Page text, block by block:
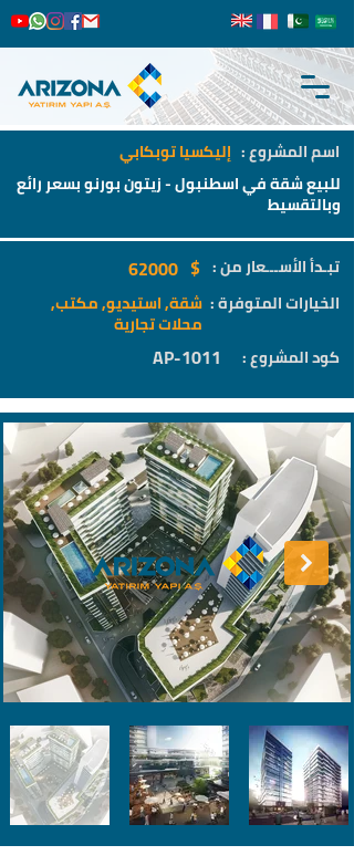
اسم المشروع :
للبيع شقة في اسطنبول - زيتون بورنو بسعر رائع
وبالتقسيط
إليكسيا توبكابي
تبـدأ الأســـعار من : 62000
الخيارات المتوفرة : شقة, استيديو, مكتب,
محلات تجارية
كود المشروع :
AP-1011
$